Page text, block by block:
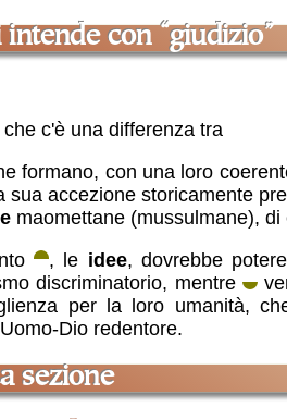
intende con “giudizio”
c'è una differenza tra
formano, con una loro
sua accezione storicamente
maomettane (mussulmane), di
, le idee, dovrebbe
discriminatorio, mentre
per la loro umanità,
Dio redentore.
sezione